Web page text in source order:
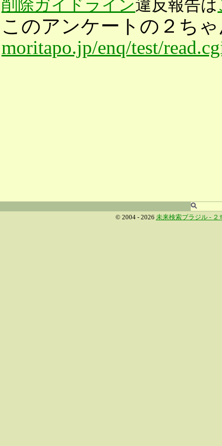
削除ガイドライン違反報告は
このアンケートの２ち
moritapo.jp/enq/test/
© 2004 - 2026 未来検索ブラジル - ２